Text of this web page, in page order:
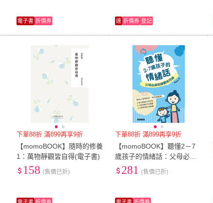
電子書 折價券 速 折價券 登記
下單88折 滿899再享9折
【momoBOOK】隨時的修養
1：萬物靜觀皆自得(電子書)
158 (售價已折)
下單88折 滿899再享9折
【momoBOOK】聽懂2－7
歲孩子的情緒話：父母必修
的靜觀育兒課(電子書)
281 (售價已折)